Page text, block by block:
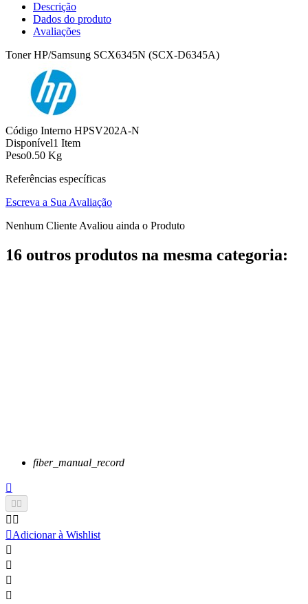
Descrição
Dados do produto
Avaliações
Toner HP/Samsung SCX6345N (SCX-D6345A)
Código Interno HPSV202A-N
Disponível1 Item
Peso0.50 Kg
Referências específicas
Escreva a Sua Avaliação
Nenhum Cliente Avaliou ainda o Produto
16 outros produtos na mesma categoria:
fiber_manual_record

 
 
Adicionar à Wishlist



